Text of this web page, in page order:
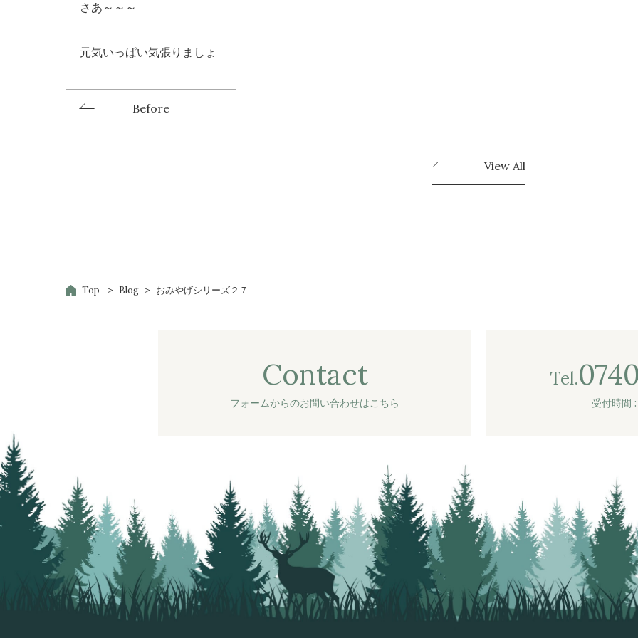
さあ～～～
元気いっぱい気張りましょ
Before
View All
Top Blog おみやげシリーズ２７
Contact
フォームからのお問い合わせはこちら
Tel.
受付時間